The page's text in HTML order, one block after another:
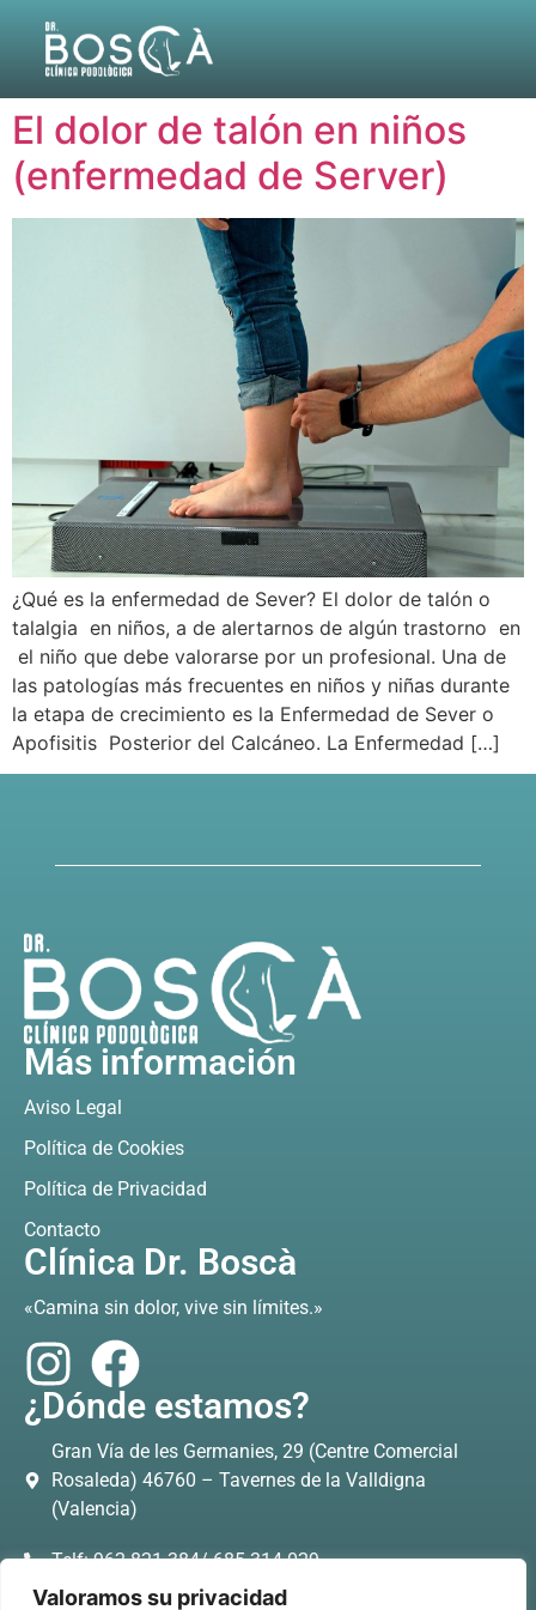
Valoramos su privacidad
El dolor de talón en niños
(enfermedad de Server)
¿Qué es la enfermedad de Sever? El dolor de talón o
talalgia en niños, a de alertarnos de algún trastorno en
el niño que debe valorarse por un profesional. Una de
las patologías más frecuentes en niños y niñas durante
la etapa de crecimiento es la Enfermedad de Sever o
Apofisitis Posterior del Calcáneo. La Enfermedad […]
Más información
Aviso Legal
Política de Cookies
Política de Privacidad
Contacto
Clínica Dr. Boscà
«Camina sin dolor, vive sin límites.»
¿Dónde estamos?
Gran Vía de les Germanies, 29 (Centre Comercial
Rosaleda) 46760 – Tavernes de la Valldigna
(Valencia)
Telf: 962.821.384/ 685.314.029